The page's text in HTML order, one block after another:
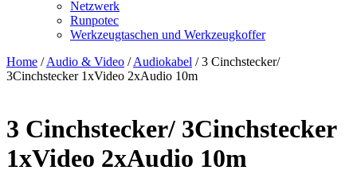
Netzwerk
Runpotec
Werkzeugtaschen und Werkzeugkoffer
Home /Audio & Video /Audiokabel / 3 Cinchstecker/
3Cinchstecker 1xVideo 2xAudio 10m
3 Cinchstecker/ 3Cinchstecker
1xVideo 2xAudio 10m